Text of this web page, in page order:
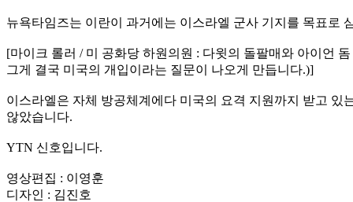
뉴욕타임즈는 이란이 과거에는 이스라엘 군사 기지를 목표로
[마이크 롤러 / 미 공화당 하원의원 : 다윗의 돌팔매와 아이언
그게 결국 미국의 개입이라는 질문이 나오게 만듭니다.)]
이스라엘은 자체 방공체계에다 미국의 요격 지원까지 받고
않았습니다.
YTN 신호입니다.
영상편집 : 이영훈
디자인 : 김진호